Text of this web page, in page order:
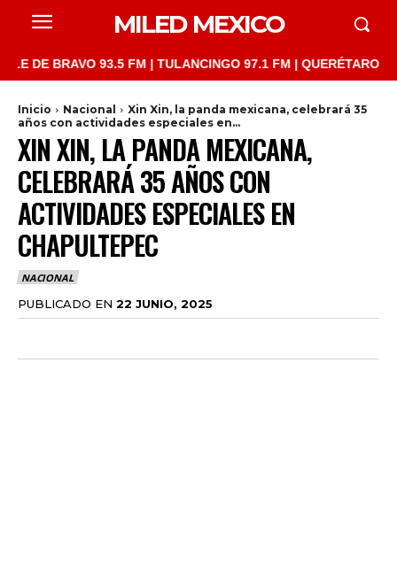
MILED MEXICO
BRAVO 93.5 FM | TULANCINGO 97.1 FM | QUERÉTARO 103.1
Inicio Nacional
Xin Xin, la panda mexicana, celebrará 35
años con actividades especiales en...
XIN XIN, LA PANDA MEXICANA,
CELEBRARÁ 35 AÑOS CON
ACTIVIDADES ESPECIALES EN
CHAPULTEPEC
NACIONAL
PUBLICADO EN 22 JUNIO, 2025